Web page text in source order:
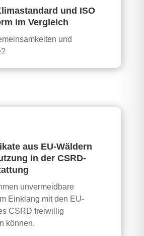
und ISO
im Vergleich
und
aus EU-Wäldern
in der CSRD-
unvermeidbare
Einklang mit den EU-
CSRD freiwillig
können.